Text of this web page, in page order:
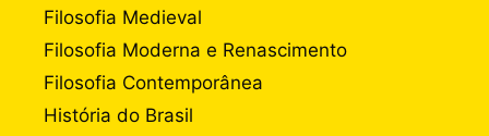
Filosofia Medieval
Filosofia Moderna e Renascimento
Filosofia Contemporânea
História do Brasil